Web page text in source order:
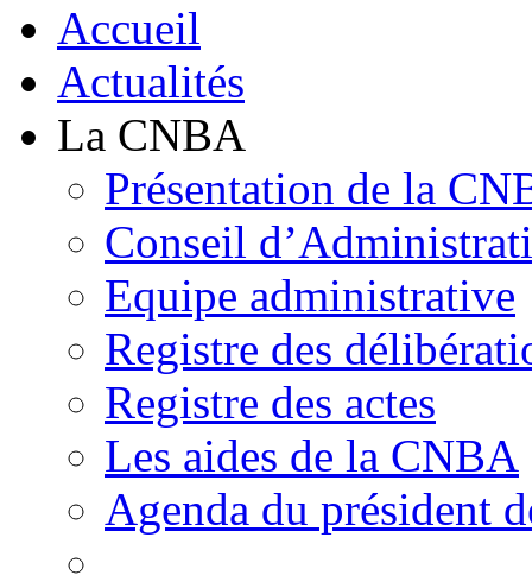
Accueil
Actualités
La CNBA
Présentation de la
Conseil
Equipe administrative
Registre des
Registre des actes
Les aides de la CNBA
Agenda du président